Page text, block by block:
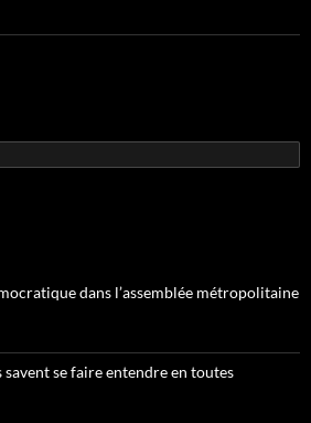
dans l’assemblée métropolitaine
savent se faire entendre en toutes